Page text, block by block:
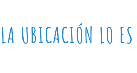
LA UBICACIÓN LO ES